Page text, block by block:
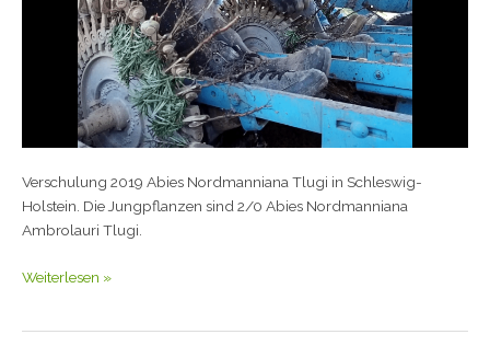
Verschulung 2019 Abies Nordmanniana Tlugi in Schleswig-
Holstein. Die Jungpflanzen sind 2/0 Abies Nordmanniana
Ambrolauri Tlugi.
Weiterlesen »